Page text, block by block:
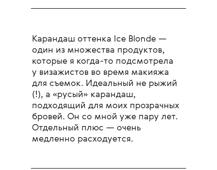
Карандаш оттенка Ice Blonde —
один из множества продуктов,
которые я когда-то подсмотрела
у визажистов во время макияжа
для съемок. Идеальный не рыжий
(!), а «русый» карандаш,
подходящий для моих прозрачных
бровей. Он со мной уже пару лет.
Отдельный плюс — очень
медленно расходуется.